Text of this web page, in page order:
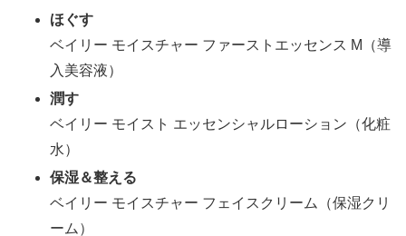
ほぐす
ベイリー モイスチャー ファーストエッセンス M（導
入美容液）
潤す
ベイリー モイスト エッセンシャルローション（化粧
水）
保湿＆整える
ベイリー モイスチャー フェイスクリーム（保湿クリ
ーム）